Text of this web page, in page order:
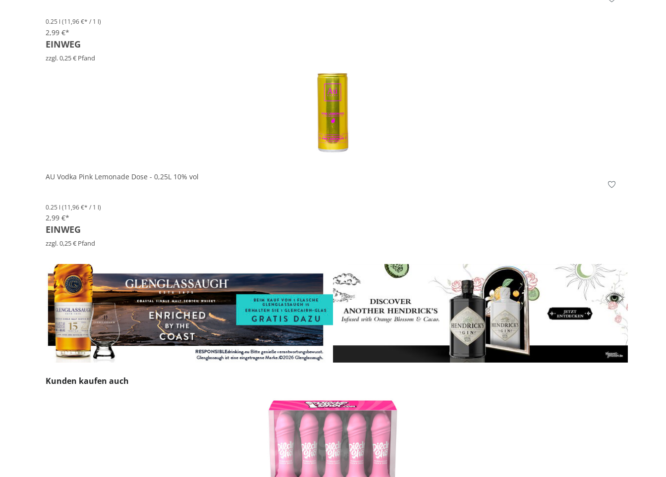
0.25 l (11,96 €* / 1 l)
2,99 €*
EINWEG
zzgl. 0,25 € Pfand
AU Vodka Pink Lemonade Dose - 0,25L 10% vol
0.25 l (11,96 €* / 1 l)
2,99 €*
EINWEG
zzgl. 0,25 € Pfand
In den Korb
Produktgalerie überspringen
Kunden kaufen auch